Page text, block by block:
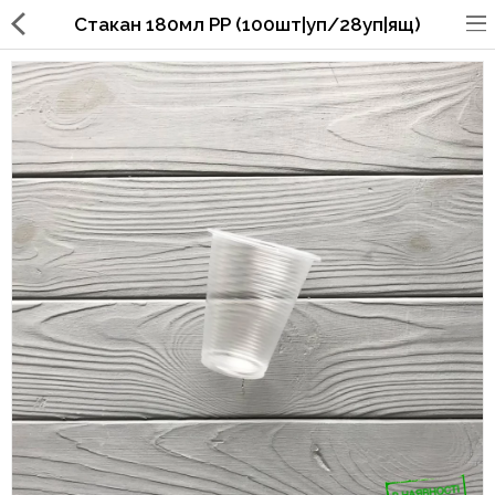
Стакан 180мл PP (100шт|уп/28уп|ящ)
Упаковка для фаст
фуда,пиццерий,ресторанов
Стаканы, крышки, держатели,
трубочки
Упаковка для суши
Бумажные пакеты и уголки
Картонные коробки
Коробки для кондитерских
изделий